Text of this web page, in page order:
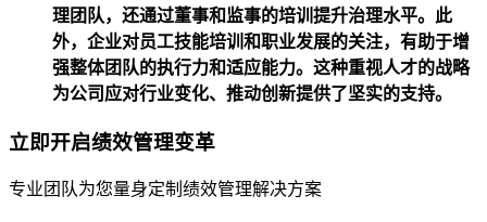
理团队，还通过董事和监事的培训提升治理水平。此
外，企业对员工技能培训和职业发展的关注，有助于增
强整体团队的执行力和适应能力。这种重视人才的战略
为公司应对行业变化、推动创新提供了坚实的支持。
立即开启绩效管理变革
专业团队为您量身定制绩效管理解决方案